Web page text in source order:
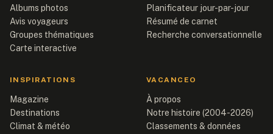
Albums photos
Avis voyageurs
Groupes thématiques
Carte interactive
Planificateur jour-par-jour
Résumé de carnet
Recherche conversationnelle
INSPIRATIONS
Magazine
Destinations
Climat & météo
VACANCEO
À propos
Notre histoire (2004-2026)
Classements & données